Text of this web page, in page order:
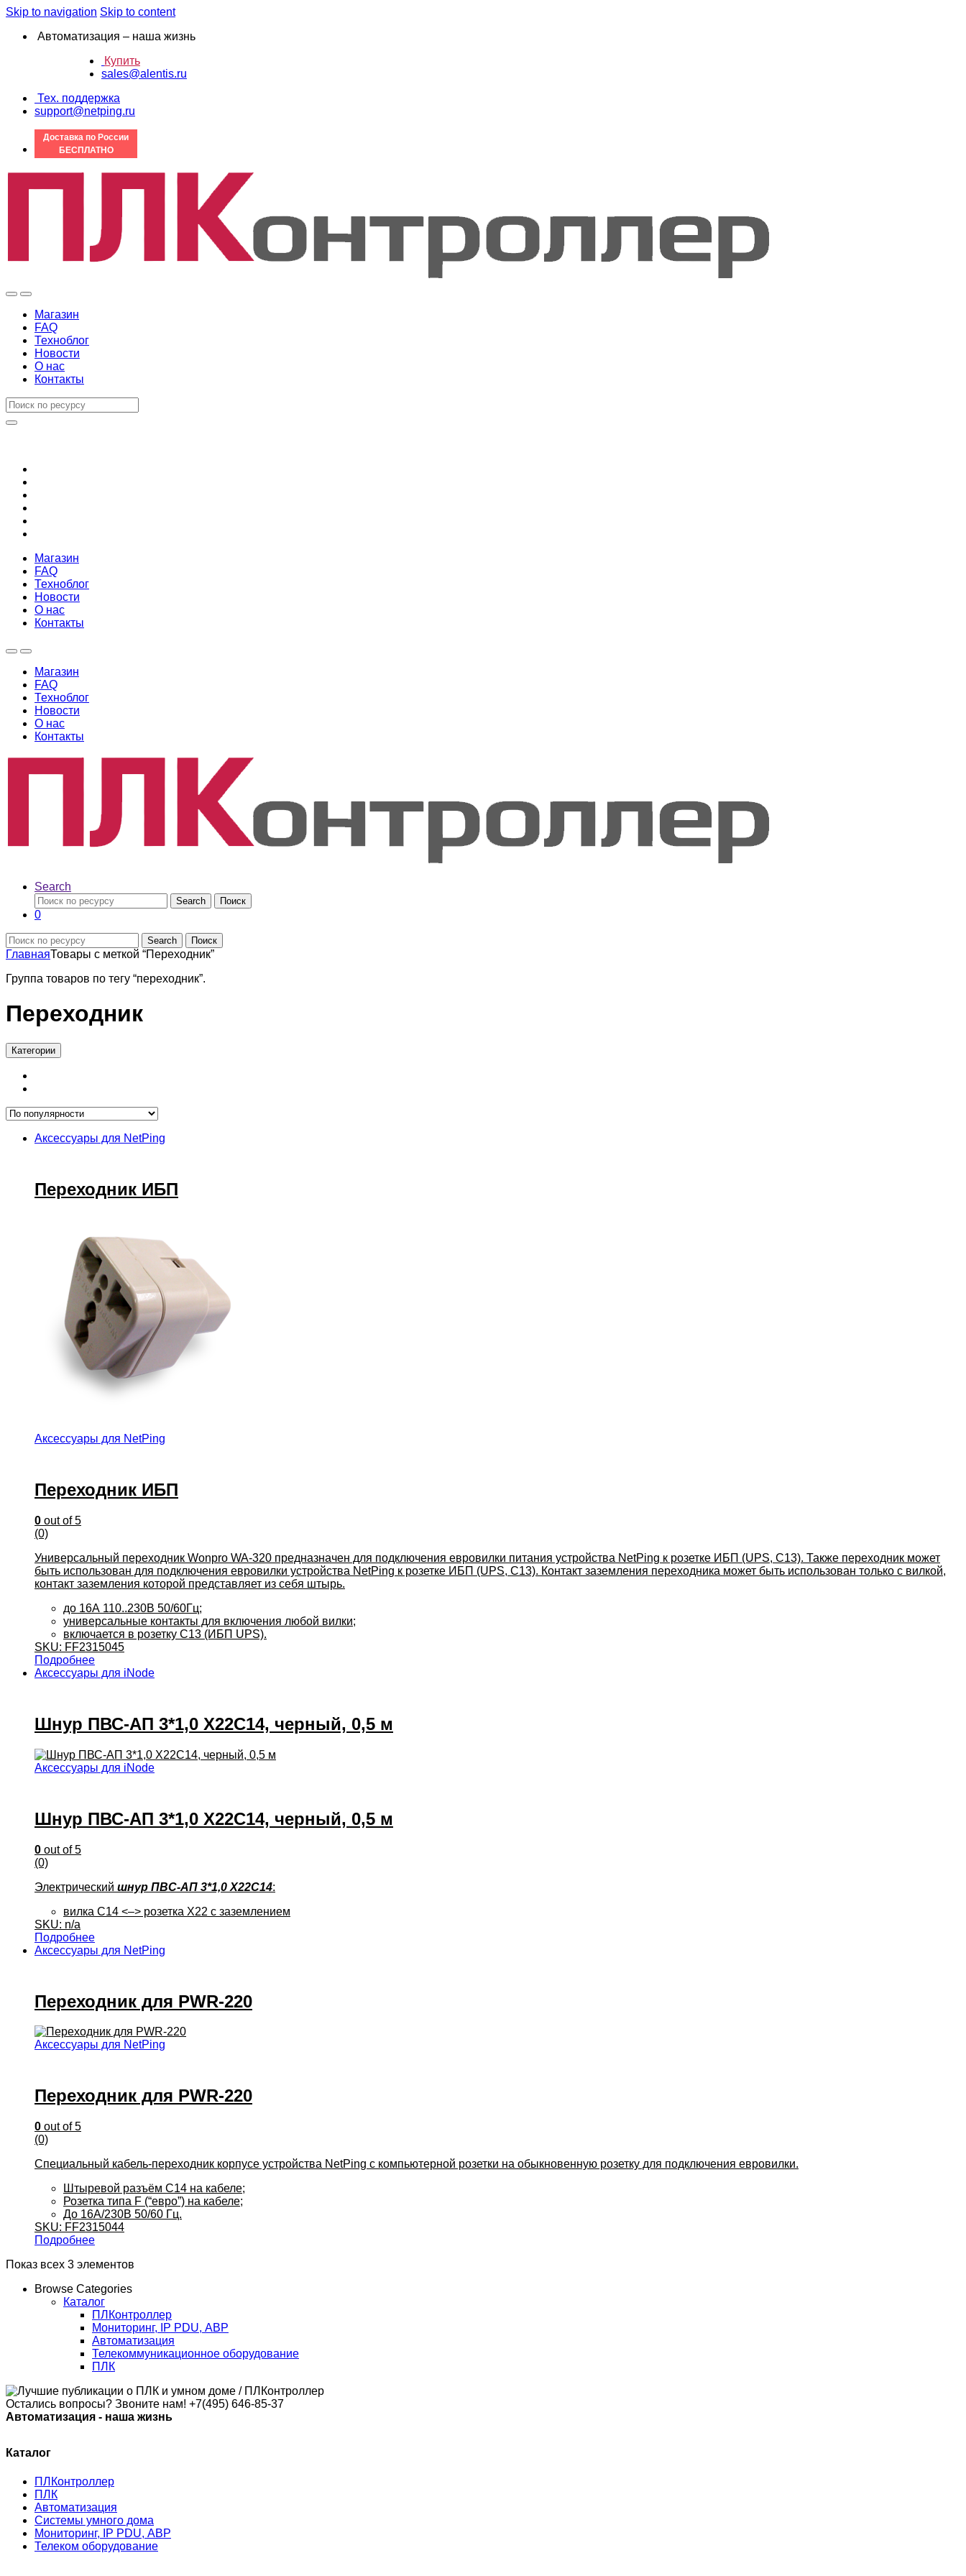
Skip to navigation Skip to content
Автоматизация – наша жизнь
Купить
sales@alentis.ru
Тех. поддержка
support@netping.ru
Доставка по России
БЕСПЛАТНО
Магазин
FAQ
Техноблог
Новости
О нас
Контакты
Магазин
FAQ
Техноблог
Новости
О нас
Контакты
Магазин
FAQ
Техноблог
Новости
О нас
Контакты
Search
Search Поиск
0
Search Поиск
ГлавнаяТовары с меткой “Переходник”
Группа товаров по тегу “переходник”.
Переходник
Категории
Аксессуары для NetPing
Переходник ИБП
Аксессуары для NetPing
Переходник ИБП
0 out of 5
(0)
Универсальный переходник Wonpro WA-320 предназначен для подключения евровилки питания устройства NetPing к розетке ИБП (UPS, C13). Также переходник может
быть использован для подключения евровилки устройства NetPing к розетке ИБП (UPS, C13). Контакт заземления переходника может быть использован только с вилкой,
контакт заземления которой представляет из себя штырь.
до 16А 110..230В 50/60Гц;
универсальные контакты для включения любой вилки;
включается в розетку С13 (ИБП UPS).
SKU: FF2315045
Подробнее
Аксессуары для iNode
Шнур ПВС-АП 3*1,0 X22C14, черный, 0,5 м
Аксессуары для iNode
Шнур ПВС-АП 3*1,0 X22C14, черный, 0,5 м
0 out of 5
(0)
Электрический шнур ПВС-АП 3*1,0 X22C14:
вилка С14 <–> розетка X22 с заземлением
SKU: n/a
Подробнее
Аксессуары для NetPing
Переходник для PWR-220
Аксессуары для NetPing
Переходник для PWR-220
0 out of 5
(0)
Специальный кабель-переходник корпусе устройства NetPing с компьютерной розетки на обыкновенную розетку для подключения евровилки.
Штыревой разъём С14 на кабеле;
Розетка типа F (“евро”) на кабеле;
До 16А/230В 50/60 Гц.
SKU: FF2315044
Подробнее
Показ всех 3 элементов
Browse Categories
Каталог
ПЛКонтроллер
Мониторинг, IP PDU, АВР
Автоматизация
Телекоммуникационное оборудование
ПЛК
Остались вопросы? Звоните нам! +7(495) 646-85-37
Автоматизация - наша жизнь
Каталог
ПЛКонтроллер
ПЛК
Автоматизация
Системы умного дома
Мониторинг, IP PDU, АВР
Телеком оборудование